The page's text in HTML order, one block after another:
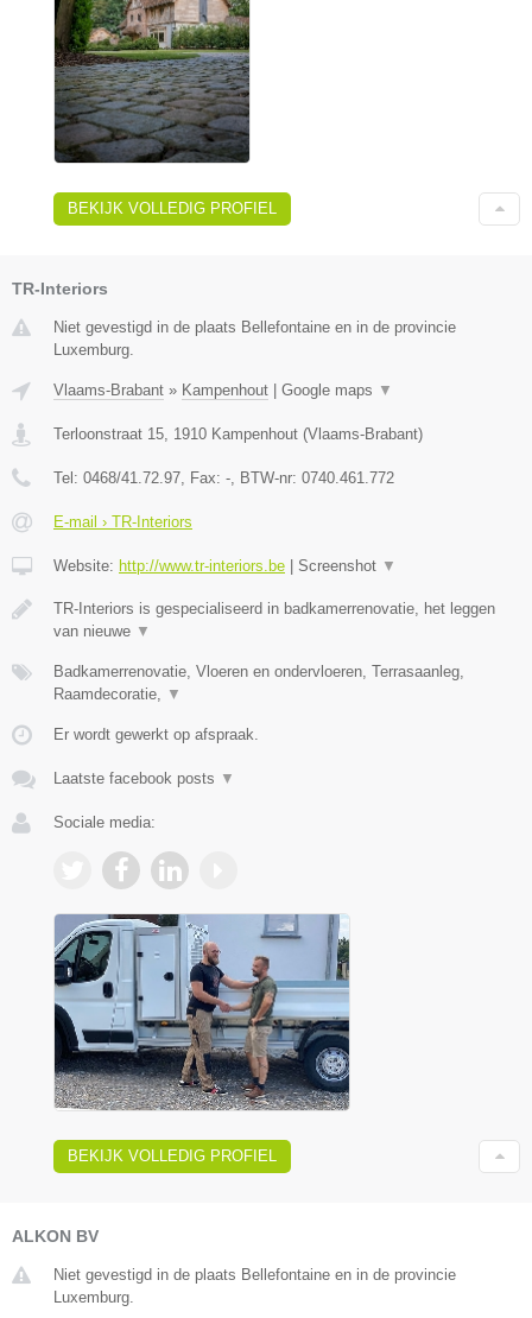
BEKIJK VOLLEDIG PROFIEL
TR-Interiors
Niet gevestigd in de plaats Bellefontaine en in de provincie
Luxemburg.
Vlaams-Brabant » Kampenhout Google maps ▼
Terloonstraat 15, 1910 Kampenhout (Vlaams-Brabant)
Tel: 0468/41.72.97, Fax: -, BTW-nr: 0740.461.772
E-mail › TR-Interiors
Website: http://www.tr-interiors.be Screenshot ▼
TR-Interiors is gespecialiseerd in badkamerrenovatie, het leggen
van nieuwe ▼
Badkamerrenovatie, Vloeren en ondervloeren, Terrasaanleg,
Raamdecoratie, ▼
Er wordt gewerkt op afspraak.
Laatste facebook posts ▼
Sociale media:
BEKIJK VOLLEDIG PROFIEL
ALKON BV
Niet gevestigd in de plaats Bellefontaine en in de provincie
Luxemburg.